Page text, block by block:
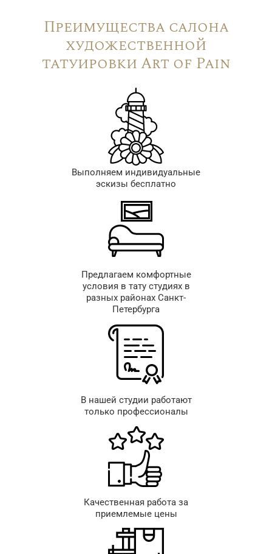
Преимущества салона
художественной
татуировки Art of Pain
Выполняем индивидуальные
эскизы бесплатно
Предлагаем комфортные
условия в тату студиях в
разных районах Санкт-
Петербурга
В нашей студии работают
только профессионалы
Качественная работа за
приемлемые цены